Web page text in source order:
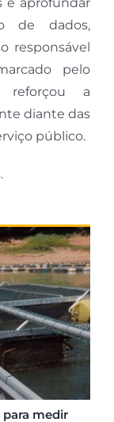
de dados,
responsável
pelo
reforçou a
diante das
público.
medir